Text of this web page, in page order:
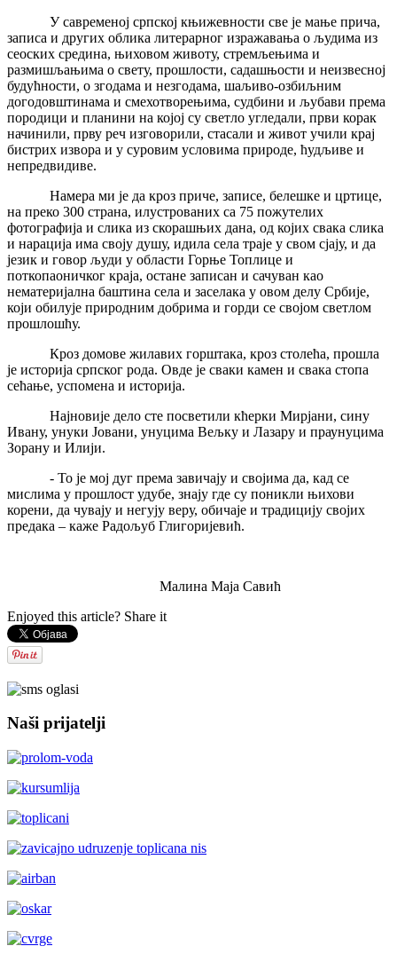
У савременој српској књижевности све је мање прича,
записа и других облика литерарног изражавања о људима из
сеоских средина, њиховом животу, стремљењима и
размишљањима о свету, прошлости, садашњости и неизвесној
будућности, о згодама и незгодама, шаљиво-озбиљним
догодовштинама и смехотворењима, судбини и љубави према
породици и планини на којој су светло угледали, први корак
начинили, прву реч изговорили, стасали и живот учили крај
бистрих извора и у суровим условима природе, ћудљиве и
непредвидиве.
Намера ми је да кроз приче, записе, белешке и цртице,
на преко 300 страна, илустрованих са 75 пожутелих
фотографија и слика из скорашњих дана, од којих свака слика
и нарација има своју душу, идила села траје у свом сјају, и да
језик и говор људи у области Горње Топлице и
поткопаоничког краја, остане записан и сачуван као
нематеријална баштина села и заселака у овом делу Србије,
који обилује природним добрима и горди се својом светлом
прошлошћу.
Кроз домове жилавих горштака, кроз столећа, прошла
је историја српског рода. Овде је сваки камен и свака стопа
сећање, успомена и историја.
Најновије дело сте посветили кћерки Мирјани, сину
Ивану, унуки Јовани, унуцима Вељку и Лазару и праунуцима
Зорану и Илији.
- То је мој дуг према завичају и својима да, кад се
мислима у прошлост удубе, знају где су поникли њихови
корени, да чувају и негују веру, обичаје и традицију својих
предака – каже Радољуб Глигоријевић.
Малина Маја Савић
Enjoyed this article? Share it
Naši prijatelji